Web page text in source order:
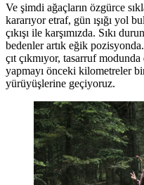
Ve şimdi ağaçların özgürce
kararıyor etraf, gün ışığı yol
çıkışı ile karşımızda. Sıkı
bedenler artık eğik
çıt çıkmıyor, tasarruf
yapmayı önceki kilometreler
yürüyüşlerine geçiyoruz.